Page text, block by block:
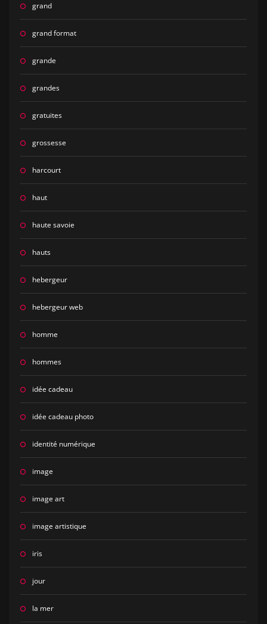
grand
grand format
grande
grandes
gratuites
grossesse
harcourt
haut
haute savoie
hauts
hebergeur
hebergeur web
homme
hommes
idée cadeau
idée cadeau photo
identité numérique
image
image art
image artistique
iris
jour
la mer